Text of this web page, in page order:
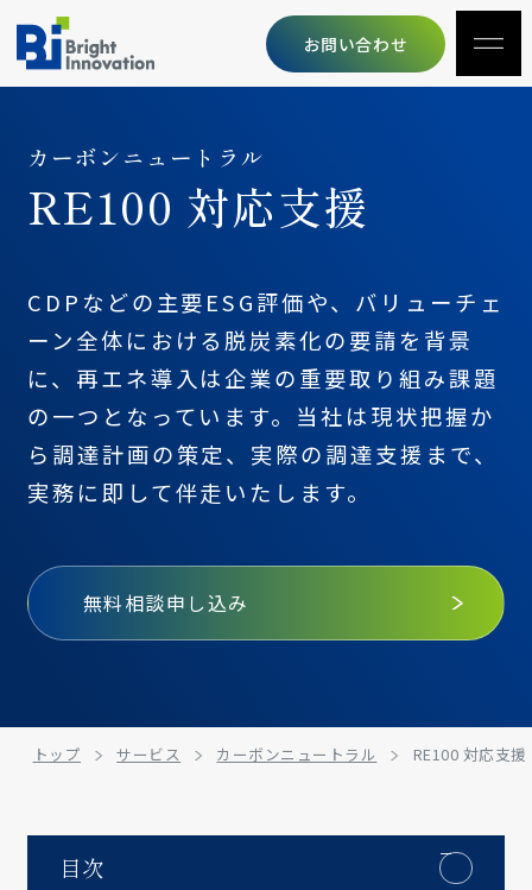
お問い合わせ
カーボンニュートラル
RE100 対応支援
CDPなどの主要ESG評価や、バリューチェ
ーン全体における脱炭素化の要請を背景
に、再エネ導入は企業の重要取り組み課題
の一つとなっています。当社は現状把握か
ら調達計画の策定、実際の調達支援まで、
実務に即して伴走いたします。
無料相談申し込み
トップ サービス カーボンニュートラル RE100 対応支援
目次